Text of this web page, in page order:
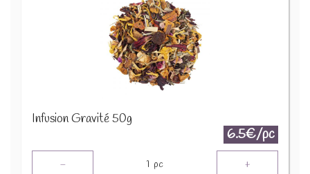
Infusion Gravité 50g
6.5€/pc
- 1 pc +